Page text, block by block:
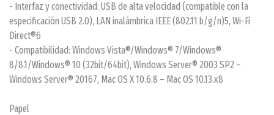
- Interfaz y conectividad: USB de alta velocidad (compatible con la
especificación USB 2.0), LAN inalámbrica IEEE (802.11 b/g/n)5, Wi-Fi
Direct®6
- Compatibilidad: Windows Vista®/Windows® 7/Windows®
8/8.1/Windows® 10 (32bit/64bit), Windows Server® 2003 SP2 –
Windows Server® 20167, Mac OS X 10.6.8 – Mac OS 10.13.x8
Papel